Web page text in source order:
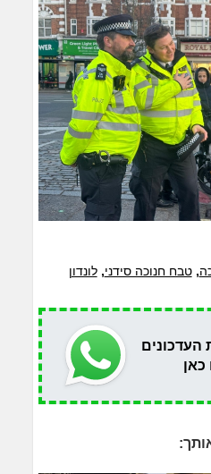
,טבח חנוכה סידני,לונדון
העדכונים